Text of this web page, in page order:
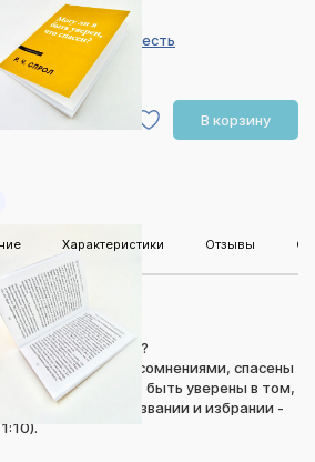
для всех, Благая весть
В корзину
Характеристики Отзывы
спасен?
уверенность?
мучаются сомнениями, спасены
не только могут быть уверены в том,
в своем призвании и избрании -